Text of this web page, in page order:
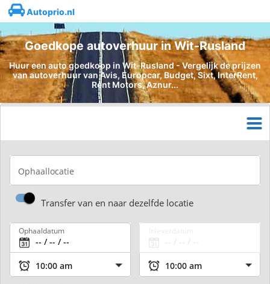
Autoprio.nl
Goedkope autoverhuur in Wit-Rusland
Huur een auto goedkoop in Wit-Rusland - Vergelijk de prijzen
van autoverhuur van Avis, Europcar, Budget, Sixt, InterRent,
Rent Motors, Aznur...
Ophaallocatie
Transfer van en naar dezelfde locatie
Ophaaldatum